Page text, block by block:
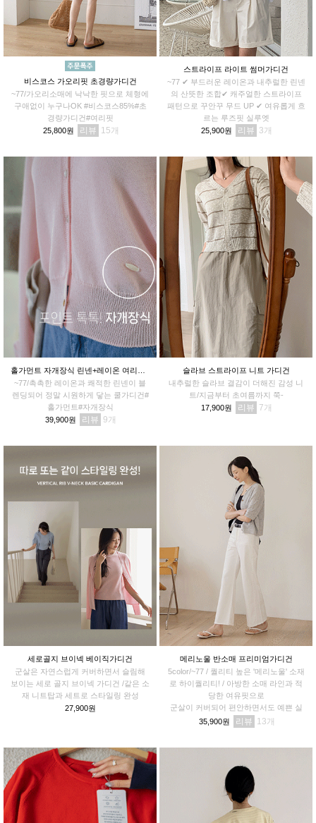
비스코스 가오리핏 초경량가디건
~77/가오리소매에 낙낙한 핏으로 체형에
구애없이 누구나OK #비스코스85%#초
경량가디건#여리핏
25,800원
리뷰 15
스트라이프 라이트 썸머가디건
~77 ✔ 부드러운 레이온과 내추럴한 린넨
의 산뜻한 조합✔ 캐주얼한 스트라이프
패턴으로 꾸안꾸 무드 UP ✔ 여유롭게 흐
르는 루즈핏 실루엣
25,900원
리뷰 3
~77/촉촉한 레이온과 쾌적한 린넨이 블
렌딩되어 정말 시원하게 닿는 쿨가디건#
홀가먼트#자개장식
39,900원
리뷰 9
슬라브 스트라이프 니트 가디건
내추럴한 슬라브 결감이 더해진 감성 니
트/지금부터 초여름까지 쭉-
17,900원
리뷰 7
세로골지 브이넥 베이직가디건
군살은 자연스럽게 커버하면서 슬림해
보이는 세로 골지 브이넥 가디건 /같은 소
재 니트탑과 세트로 스타일링 완성
27,900원
메리노울 반소매 프리미엄가디건
5color/~77 / 퀄리티 높은 '메리노울' 소재
로 하이퀄리티! / 아방한 소매 라인과 적
당한 여유핏으로
군살이 커버되어 편안하면서도 예쁜 실
루엣!
35,900원 리뷰 13